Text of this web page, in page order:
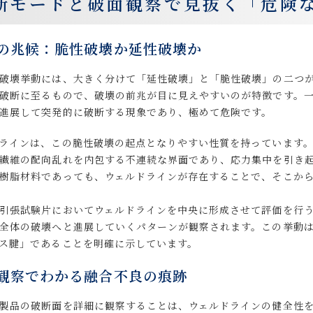
兆候：脆性破壊か延性破壊か
壊挙動には、大きく分けて「延性破壊」と「脆性破壊」の二つ
断に至るもので、破壊の前兆が目に見えやすいのが特徴です。
展して突発的に破断する現象であり、極めて危険です。
インは、この脆性破壊の起点となりやすい性質を持っています
維の配向乱れを内包する不連続な界面であり、応力集中を引き
脂材料であっても、ウェルドラインが存在することで、そこか
張試験片においてウェルドラインを中央に形成させて評価を行
体の破壊へと進展していくパターンが観察されます。この挙動
腱」であることを明確に示しています。
察でわかる融合不良の痕跡
品の破断面を詳細に観察することは、ウェルドラインの健全性